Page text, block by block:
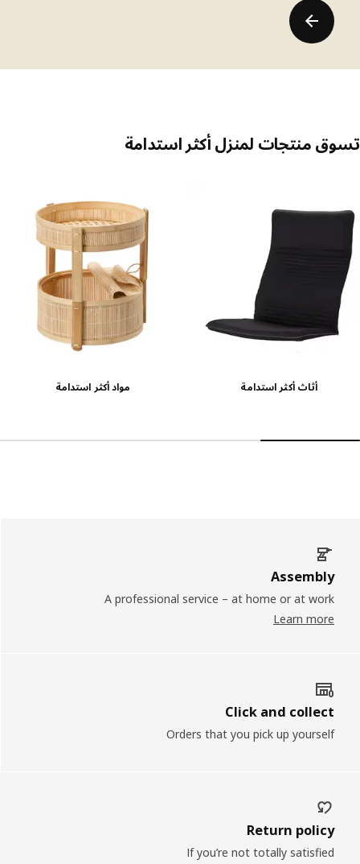
منتجات لمنزل أكثر استدامة
أثاث أكثر استدامة مواد أكثر استدامة
Assembly
A professional service – at home or at work
Learn more
Click and collect
Orders that you pick up yourself
Return policy
If you’re not totally satisfied